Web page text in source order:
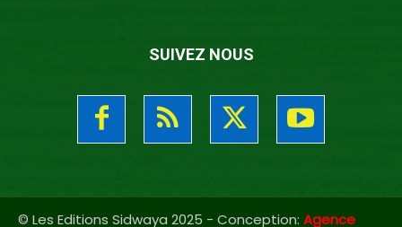
SUIVEZ NOUS
© Les Editions Sidwaya 2025 - Conception: Agence